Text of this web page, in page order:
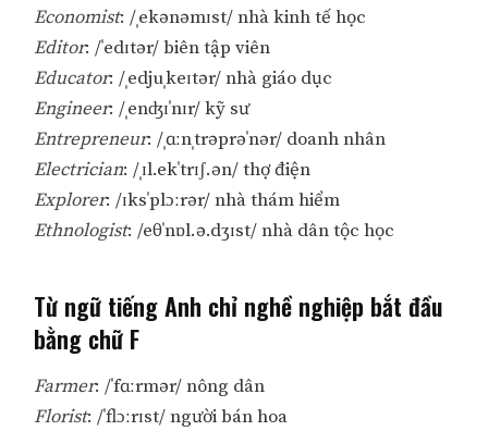
Economist: /ˌekənəmɪst/ nhà kinh tế học
Editor: /ˈedɪtər/ biên tập viên
Educator: /ˌedjuˌkeɪtər/ nhà giáo dục
Engineer: /ˌenʤɪˈnɪr/ kỹ sư
Entrepreneur: /ˌɑːnˌtrəprəˈnər/ doanh nhân
Electrician: /ˌɪl.ekˈtrɪʃ.ən/ thợ điện
Explorer: /ɪksˈplɔːrər/ nhà thám hiểm
Ethnologist: /eθˈnɒl.ə.dʒɪst/ nhà dân tộc học
Từ ngữ tiếng Anh chỉ nghề nghiệp bắt đầu
bằng chữ F
Farmer: /ˈfɑːrmər/ nông dân
Florist: /ˈflɔːrɪst/ người bán hoa